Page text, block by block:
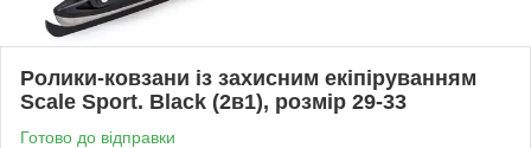
Ролики-ковзани із захисним екіпіруванням
Scale Sport. Black (2в1), розмір 29-33
Готово до відправки